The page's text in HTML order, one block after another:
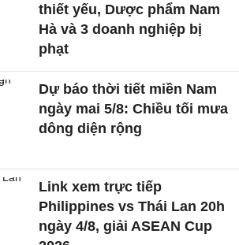
thiết yếu, Dược phẩm Nam
Hà và 3 doanh nghiệp bị
phạt
Dự báo thời tiết miền Nam
ngày mai 5/8: Chiều tối mưa
dông diện rộng
Link xem trực tiếp
Philippines vs Thái Lan 20h
ngày 4/8, giải ASEAN Cup